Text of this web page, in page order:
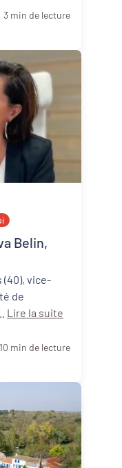
3 min de lecture
Belin,
(40), vice-
de
Lire la suite
10 min de lecture